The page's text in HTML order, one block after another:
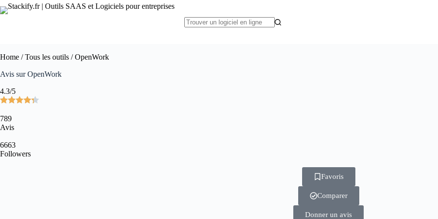
Home /Tous les outils / OpenWork
Avis sur OpenWork
4.3/5
789
Avis
6663
Followers
Favoris
Comparer
Donner un avis